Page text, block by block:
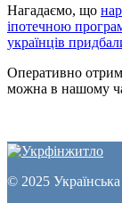
Нагадаємо, що
іпотечною
українців
Оперативно
можна в нашому
© 2025